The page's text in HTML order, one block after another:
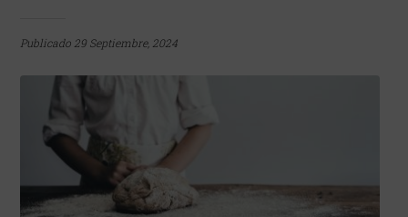
Publicado 29 Septiembre, 2024